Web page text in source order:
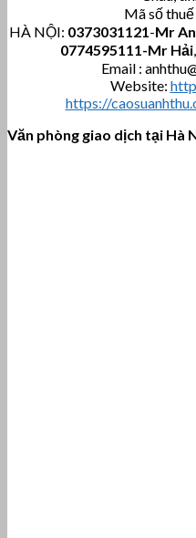
Mã số thuế
HÀ NỘI: 0373031121-Mr
0774595111-Mr Hải,
Email :
Website:
https://
Văn phòng giao dịch tại Hà